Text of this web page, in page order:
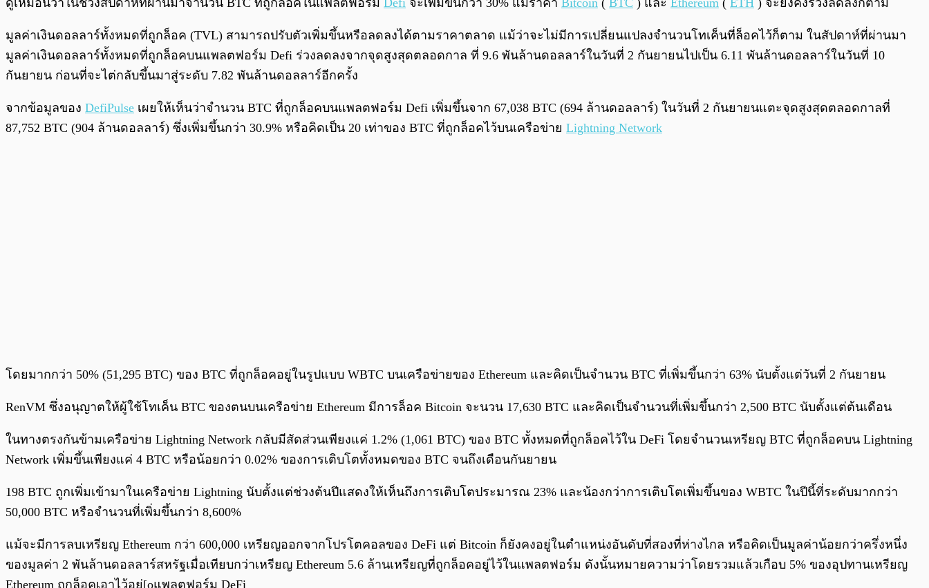
ดูเหมือนว่าในช่วงสัปดาห์ที่ผ่านมาจำนวน BTC ที่ถูกล็อคในแพลตฟอร์ม Defi จะเพิ่มขึ้นกว่า 30% แม้ราคา Bitcoin ( BTC ) และ Ethereum ( ETH ) จะยังคงร่วงลดลงก็ตาม
มูลค่าเงินดอลลาร์ทั้งหมดที่ถูกล็อค (TVL) สามารถปรับตัวเพิ่มขึ้นหรือลดลงได้ตามราคาตลาด แม้ว่าจะไม่มีการเปลี่ยนแปลงจำนวนโทเค็นที่ล็อคไว้ก็ตาม ในสัปดาห์ที่ผ่านมา
มูลค่าเงินดอลลาร์ทั้งหมดที่ถูกล็อคบนแพลตฟอร์ม Defi ร่วงลดลงจากจุดสูงสุดตลอดกาล ที่ 9.6 พันล้านดอลลาร์ในวันที่ 2 กันยายนไปเป็น 6.11 พันล้านดอลลาร์ในวันที่ 10
กันยายน ก่อนที่จะไต่กลับขึ้นมาสู่ระดับ 7.82 พันล้านดอลลาร์อีกครั้ง
จากข้อมูลของ DefiPulse เผยให้เห็นว่าจำนวน BTC ที่ถูกล็อคบนแพลตฟอร์ม Defi เพิ่มขึ้นจาก 67,038 BTC (694 ล้านดอลลาร์) ในวันที่ 2 กันยายนแตะจุดสูงสุดตลอดกาลที่
87,752 BTC (904 ล้านดอลลาร์) ซึ่งเพิ่มขึ้นกว่า 30.9% หรือคิดเป็น 20 เท่าของ BTC ที่ถูกล็อคไว้บนเครือข่าย Lightning Network
โดยมากกว่า 50% (51,295 BTC) ของ BTC ที่ถูกล็อคอยู่ในรูปแบบ WBTC บนเครือข่ายของ Ethereum และคิดเป็นจำนวน BTC ที่เพิ่มขึ้นกว่า 63% นับตั้งแต่วันที่ 2 กันยายน
RenVM ซึ่งอนุญาตให้ผู้ใช้โทเค็น BTC ของตนบนเครือข่าย Ethereum มีการล็อค Bitcoin จะนวน 17,630 BTC และคิดเป็นจำนวนที่เพิ่มขึ้นกว่า 2,500 BTC นับตั้งแต่ต้นเดือน
ในทางตรงกันข้ามเครือข่าย Lightning Network กลับมีสัดส่วนเพียงแค่ 1.2% (1,061 BTC) ของ BTC ทั้งหมดที่ถูกล็อคไว้ใน DeFi โดยจำนวนเหรียญ BTC ที่ถูกล็อคบน Lightning
Network เพิ่มขึ้นเพียงแค่ 4 BTC หรือน้อยกว่า 0.02% ของการเติบโตทั้งหมดของ BTC จนถึงเดือนกันยายน
198 BTC ถูกเพิ่มเข้ามาในเครือข่าย Lightning นับตั้งแต่ช่วงต้นปีแสดงให้เห็นถึงการเติบโตประมารณ 23% และน้องกว่าการเติบโตเพิ่มขึ้นของ WBTC ในปีนี้ที่ระดับมากกว่า
50,000 BTC หรือจำนวนที่เพิ่มขึ้นกว่า 8,600%
แม้จะมีการลบเหรียญ Ethereum กว่า 600,000 เหรียญออกจากโปรโตคอลของ DeFi แต่ Bitcoin ก็ยังคงอยู่ในตำแหน่งอันดับที่สองที่ห่างไกล หรือคิดเป็นมูลค่าน้อยกว่าครึ่งหนึ่ง
ของมูลค่า 2 พันล้านดอลลาร์สหรัฐเมื่อเทียบกว่าเหรียญ Ethereum 5.6 ล้านเหรียญที่ถูกล็อคอยู่ไว้ในแพลตฟอร์ม ดังนั้นหมายความว่าโดยรวมแล้วเกือบ 5% ของอุปทานเหรียญ
Ethereum ถูกล็อคเอาไว้อยู่[oแพลตฟอร์ม DeFi